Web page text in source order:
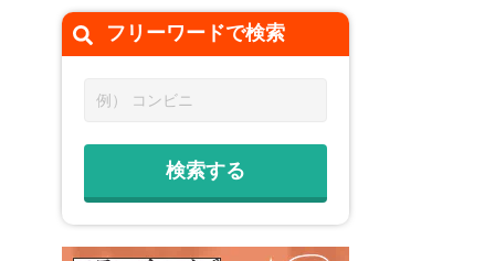
フリーワードで検索